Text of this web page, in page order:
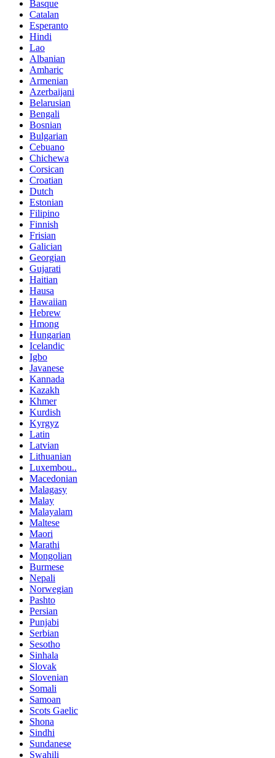
Basque
Catalan
Esperanto
Hindi
Lao
Albanian
Amharic
Armenian
Azerbaijani
Belarusian
Bengali
Bosnian
Bulgarian
Cebuano
Chichewa
Corsican
Croatian
Dutch
Estonian
Filipino
Finnish
Frisian
Galician
Georgian
Gujarati
Haitian
Hausa
Hawaiian
Hebrew
Hmong
Hungarian
Icelandic
Igbo
Javanese
Kannada
Kazakh
Khmer
Kurdish
Kyrgyz
Latin
Latvian
Lithuanian
Luxembou..
Macedonian
Malagasy
Malay
Malayalam
Maltese
Maori
Marathi
Mongolian
Burmese
Nepali
Norwegian
Pashto
Persian
Punjabi
Serbian
Sesotho
Sinhala
Slovak
Slovenian
Somali
Samoan
Scots Gaelic
Shona
Sindhi
Sundanese
Swahili